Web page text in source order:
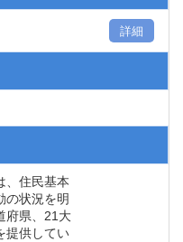
詳細
、住民基本
の状況を明
府県、21大
提供してい